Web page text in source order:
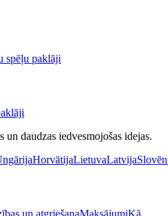
spēļu paklāji
un daudzas iedvesmojošas idejas.
HorvātijaLietuvaLatvija